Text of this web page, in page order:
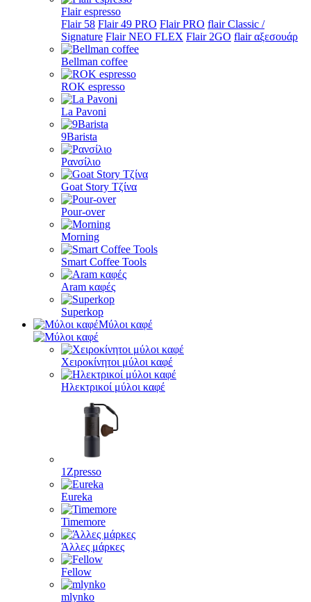
Flair espresso
Flair 58 Flair 49 PRO Flair PRO flair Classic /
Signature Flair NEO FLEX Flair 2GO flair αξεσουάρ
Bellman coffee
ROK espresso
La Pavoni
9Barista
Ρανσίλιο
Goat Story Τζίνα
Pour-over
Morning
Smart Coffee Tools
Aram καφές
Superkop
Μύλοι καφέ
Χειροκίνητοι μύλοι καφέ
Ηλεκτρικοί μύλοι καφέ
1Zpresso
Eureka
Timemore
Άλλες μάρκες
Fellow
mlynko